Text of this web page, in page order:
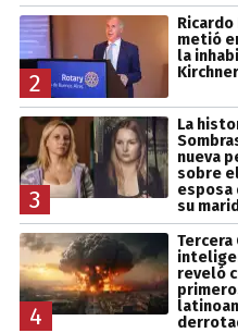
2
metió
la
Kirchner
3
La
nueva
sobre
esposa
su
4
Tercera
reveló